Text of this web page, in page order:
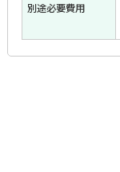
別途必要費用